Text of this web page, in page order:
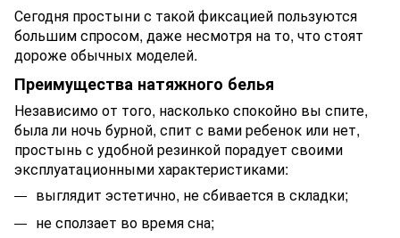
Сегодня простыни с такой фиксацией пользуются
большим спросом, даже несмотря на то, что стоят
дороже обычных моделей.
Преимущества натяжного белья
Независимо от того, насколько спокойно вы спите,
была ли ночь бурной, спит с вами ребенок или нет,
простынь с удобной резинкой порадует своими
эксплуатационными характеристиками:
выглядит эстетично, не сбивается в складки;
не сползает во время сна;